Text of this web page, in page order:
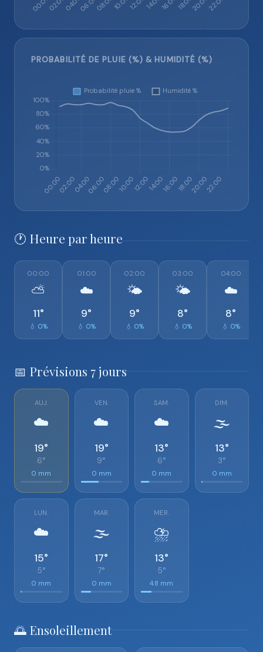
PROBABILITÉ DE PLUIE (%) & HUMIDITÉ (%)
🕐 Heure par heure
00:00
⛅
11°
💧 0%
01:00
☁️
9°
💧 0%
02:00
🌤️
9°
💧 0%
03:00
🌤️
8°
💧 0%
04:00
☁️
8°
💧 0%
📅 Prévisions 7 jours
AUJ.
☁️
19°
6°
0 mm
VEN.
☁️
19°
9°
0 mm
SAM.
☁️
13°
6°
0 mm
DIM.
🌫️
13°
3°
0 mm
LUN.
☁️
15°
5°
0 mm
MAR.
🌫️
17°
7°
0 mm
MER.
⛈️
13°
5°
4.8 mm
🌅 Ensoleillement